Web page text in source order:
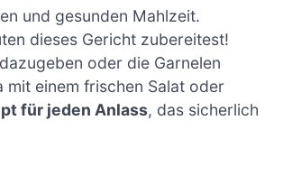
und gesunden Mahlzeit.
dieses Gericht zubereitest!
oder die Garnelen
mit einem frischen Salat oder
für jeden Anlass, das sicherlich